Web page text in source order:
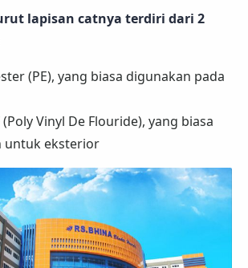
lapisan catnya terdiri dari 2
(PE), yang biasa digunakan pada
(Poly Vinyl De Flouride), yang biasa
untuk eksterior